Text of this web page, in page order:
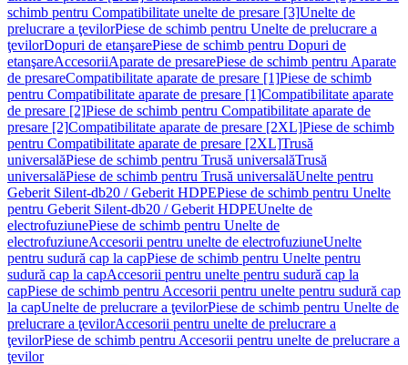
schimb pentru Compatibilitate unelte de presare [3]Unelte de
prelucrare a ţevilorPiese de schimb pentru Unelte de prelucrare a
ţevilorDopuri de etanşarePiese de schimb pentru Dopuri de
etanşareAccesoriiAparate de presarePiese de schimb pentru Aparate
de presareCompatibilitate aparate de presare [1]Piese de schimb
pentru Compatibilitate aparate de presare [1]Compatibilitate aparate
de presare [2]Piese de schimb pentru Compatibilitate aparate de
presare [2]Compatibilitate aparate de presare [2XL]Piese de schimb
pentru Compatibilitate aparate de presare [2XL]Trusă
universalăPiese de schimb pentru Trusă universalăTrusă
universalăPiese de schimb pentru Trusă universalăUnelte pentru
Geberit Silent-db20 / Geberit HDPEPiese de schimb pentru Unelte
pentru Geberit Silent-db20 / Geberit HDPEUnelte de
electrofuziunePiese de schimb pentru Unelte de
electrofuziuneAccesorii pentru unelte de electrofuziuneUnelte
pentru sudură cap la capPiese de schimb pentru Unelte pentru
sudură cap la capAccesorii pentru unelte pentru sudură cap la
capPiese de schimb pentru Accesorii pentru unelte pentru sudură cap
la capUnelte de prelucrare a ţevilorPiese de schimb pentru Unelte de
prelucrare a ţevilorAccesorii pentru unelte de prelucrare a
ţevilorPiese de schimb pentru Accesorii pentru unelte de prelucrare a
ţevilor